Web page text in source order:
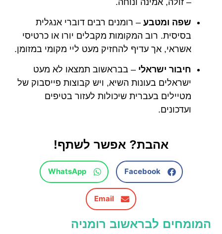
שפה ומטבע – רומנים רבים דוברי אנגלית
בסיסית. רוב המקומות מקבלים יורו או כרטיסי
אשראי, אך עדיף להחזיק מעט ליי מקומי במזומן.
חיבור ישראלי – בבראשוב תמצאו לא מעט
ישראלים בעונות השיא, ויש קבוצות פייסבוק של
מטיילים בעברית שיכולות לעזור בטיפים
ועדכונים.
אהבת? אפשר לשתף!
Facebook
WhatsApp
Email
המומחים לבראשוב רומניה